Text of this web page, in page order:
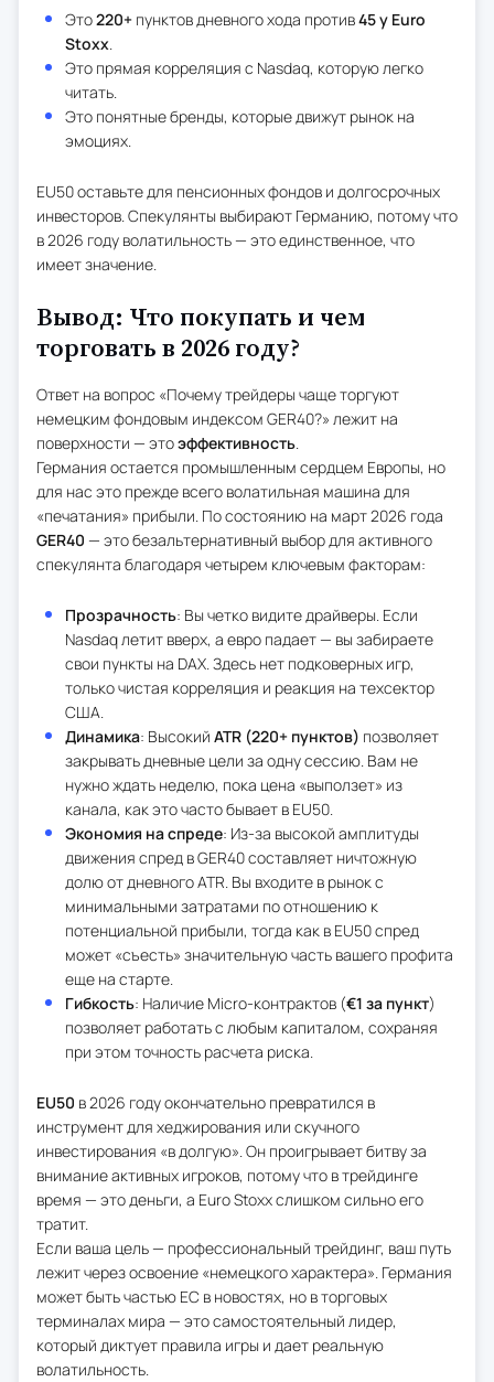
Это220+ пунктов дневного хода против45 у Euro
Stoxx.
Это прямая корреляция с Nasdaq, которую легко
читать.
Это понятные бренды, которые движут рынок на
эмоциях.
EU50 оставьте для пенсионных фондов и долгосрочных
инвесторов. Спекулянты выбирают Германию, потому что
в 2026 году волатильность — это единственное, что
имеет значение.
Вывод: Что покупать и чем
торговать в 2026 году?
Ответ на вопрос «Почему трейдеры чаще торгуют
немецким фондовым индексом GER40?» лежит на
поверхности — этоэффективность.
Германия остается промышленным сердцем Европы, но
для нас это прежде всего волатильная машина для
«печатания» прибыли. По состоянию на март 2026 года
GER40 — это безальтернативный выбор для активного
спекулянта благодаря четырем ключевым факторам:
Прозрачность: Вы четко видите драйверы. Если
Nasdaq летит вверх, а евро падает — вы забираете
свои пункты на DAX. Здесь нет подковерных игр,
только чистая корреляция и реакция на техсектор
США.
Динамика: Высокий ATR (220+ пунктов) позволяет
закрывать дневные цели за одну сессию. Вам не
нужно ждать неделю, пока цена «выползет» из
канала, как это часто бывает в EU50.
Экономия на спреде: Из-за высокой амплитуды
движения спред в GER40 составляет ничтожную
долю от дневного ATR. Вы входите в рынок с
минимальными затратами по отношению к
потенциальной прибыли, тогда как в EU50 спред
может «съесть» значительную часть вашего профита
еще на старте.
Гибкость: Наличие Micro-контрактов (€1 за пункт)
позволяет работать с любым капиталом, сохраняя
при этом точность расчета риска.
EU50 в 2026 году окончательно превратился в
инструмент для хеджирования или скучного
инвестирования «в долгую». Он проигрывает битву за
внимание активных игроков, потому что в трейдинге
время — это деньги, а Euro Stoxx слишком сильно его
тратит.
Если ваша цель — профессиональный трейдинг, ваш путь
лежит через освоение «немецкого характера». Германия
может быть частью ЕС в новостях, но в торговых
терминалах мира — это самостоятельный лидер,
который диктует правила игры и дает реальную
волатильность.